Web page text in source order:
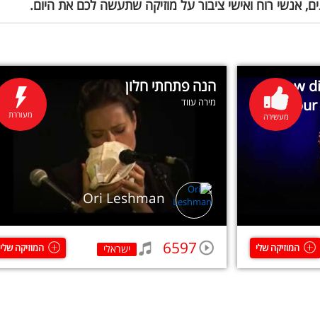
אנשי רוח ואישי ציבור על מוזיקה שתעשה לכם את היום.
How
מעשירה
המוזיקה שלי
הנה פתחתי חלון
מירה עווד
מעוררת
Ori Leshman
6597 ישראלי המוזיקה שלי